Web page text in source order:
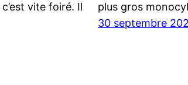
vite foiré. Il
plus gros
30 septembre